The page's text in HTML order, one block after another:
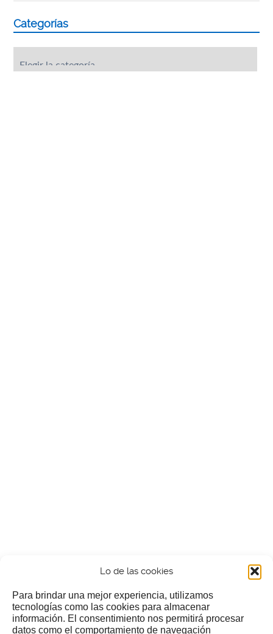
Lo de las cookies
Para brindar una mejor experiencia, utilizamos
tecnologías como las cookies para almacenar
información. El consentimiento nos permitirá procesar
datos como el comportamiento de navegación
Categorías
¿Nos invitas a un cafecillo?